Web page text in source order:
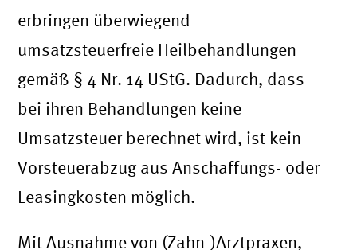
erbringen überwiegend
umsatzsteuerfreie Heilbehandlungen
gemäß § 4 Nr. 14 UStG. Dadurch, dass
bei ihren Behandlungen keine
Umsatzsteuer berechnet wird, ist kein
Vorsteuerabzug aus Anschaffungs- oder
Leasingkosten möglich.
Mit Ausnahme von (Zahn-)Arztpraxen,